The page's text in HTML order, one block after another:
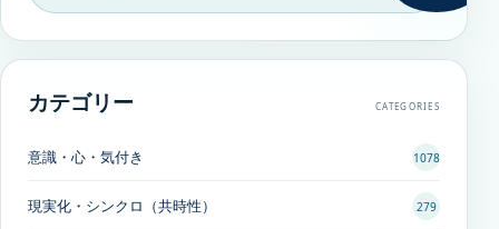
カテゴリー CATEGORIES
意識・心・気付き 1078
現実化・シンクロ（共時性） 279